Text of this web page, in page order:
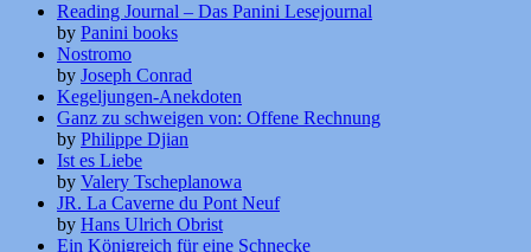
Reading Journal – Das Panini Lesejournal
by Panini books
Nostromo
by Joseph Conrad
Kegeljungen-Anekdoten
Ganz zu schweigen von: Offene Rechnung
by Philippe Djian
Ist es Liebe
by Valery Tscheplanowa
JR. La Caverne du Pont Neuf
by Hans Ulrich Obrist
Ein Königreich für eine Schnecke